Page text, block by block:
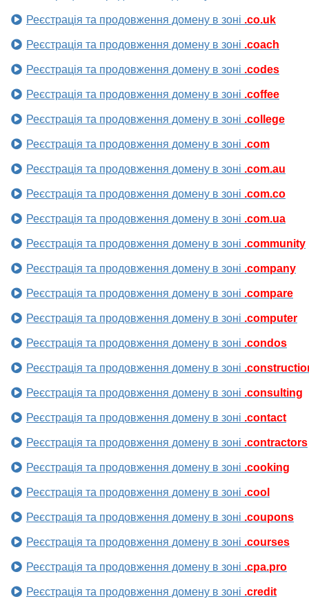
Реєстрація та продовження домену в зоні .co.uk
Реєстрація та продовження домену в зоні .coach
Реєстрація та продовження домену в зоні .codes
Реєстрація та продовження домену в зоні .coffee
Реєстрація та продовження домену в зоні .college
Реєстрація та продовження домену в зоні .com
Реєстрація та продовження домену в зоні .com.au
Реєстрація та продовження домену в зоні .com.co
Реєстрація та продовження домену в зоні .com.ua
Реєстрація та продовження домену в зоні .community
Реєстрація та продовження домену в зоні .company
Реєстрація та продовження домену в зоні .compare
Реєстрація та продовження домену в зоні .computer
Реєстрація та продовження домену в зоні .condos
Реєстрація та продовження домену в зоні
Реєстрація та продовження домену в зоні .consulting
Реєстрація та продовження домену в зоні .contact
Реєстрація та продовження домену в зоні .contractors
Реєстрація та продовження домену в зоні .cooking
Реєстрація та продовження домену в зоні .cool
Реєстрація та продовження домену в зоні .coupons
Реєстрація та продовження домену в зоні .courses
Реєстрація та продовження домену в зоні .cpa.pro
Реєстрація та продовження домену в зоні .credit